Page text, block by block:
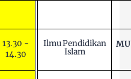
13.30 -
14.30
IlmuPendidikan
Islam
MU